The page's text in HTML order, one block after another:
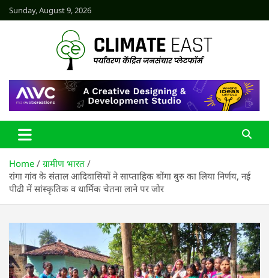
Skip
to
Sunday, August 9, 2026
CLIMATE EAST
Home
ग्रामीण भारत
रांगा गांव के संताल आदिवासियों ने साप्ताहिक बोंगा बुरु का लिया निर्णय, नई
पीढी में सांस्कृतिक व धार्मिक चेतना लाने पर जोर